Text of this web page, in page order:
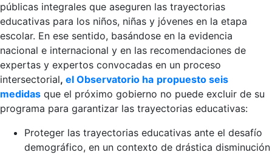
públicas integrales que aseguren las trayectorias
educativas para los niños, niñas y jóvenes en la etapa
escolar. En ese sentido, basándose en la evidencia
nacional e internacional y en las recomendaciones de
expertas y expertos convocadas en un proceso
intersectorial, el Observatorio ha propuesto seis
medidas que el próximo gobierno no puede excluir de su
programa para garantizar las trayectorias educativas:
Proteger las trayectorias educativas ante el desafío
demográfico, en un contexto de drástica disminución